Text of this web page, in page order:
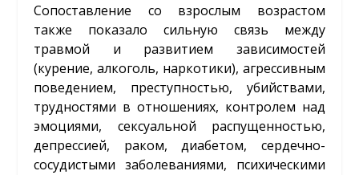
Сопоставление со взрослым возрастом
также показало сильную связь между
травмой и развитием зависимостей
(курение, алкоголь, наркотики), агрессивным
поведением, преступностью, убийствами,
трудностями в отношениях, контролем над
эмоциями, сексуальной распущенностью,
депрессией, раком, диабетом, сердечно-
сосудистыми заболеваниями, психическими